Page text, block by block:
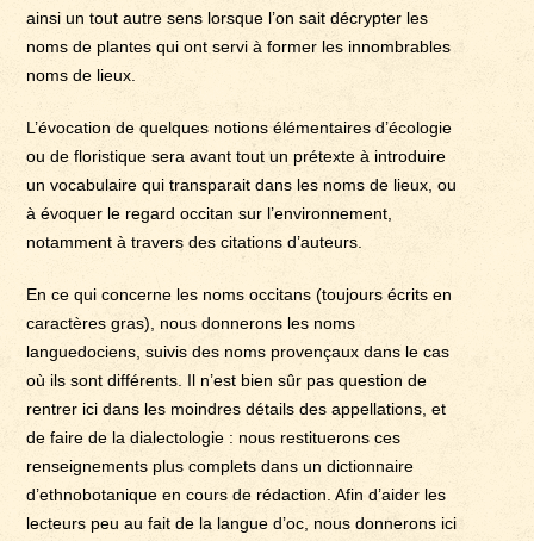
ainsi un tout autre sens lorsque l’on sait décrypter les
noms de plantes qui ont servi à former les innombrables
noms de lieux.
L’évocation de quelques notions élémentaires d’écologie
ou de floristique sera avant tout un prétexte à introduire
un vocabulaire qui transparait dans les noms de lieux, ou
à évoquer le regard occitan sur l’environnement,
notamment à travers des citations d’auteurs.
En ce qui concerne les noms occitans (toujours écrits en
caractères gras), nous donnerons les noms
languedociens, suivis des noms provençaux dans le cas
où ils sont différents. Il n’est bien sûr pas question de
rentrer ici dans les moindres détails des appellations, et
de faire de la dialectologie : nous restituerons ces
renseignements plus complets dans un dictionnaire
d’ethnobotanique en cours de rédaction. Afin d’aider les
lecteurs peu au fait de la langue d’oc, nous donnerons ici